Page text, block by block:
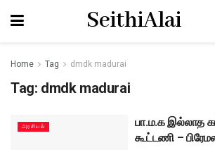
SeithiAlai
Home Tag dmdk madurai
Tag: dmdk madurai
அரசியல்
பா.ம.க இல்லாத
கூட்டணி –